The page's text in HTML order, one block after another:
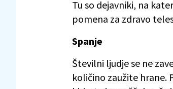
Tu so dejavniki, na
pomena za zdravo
Spanje
Številni ljudje se ne
količino zaužite hrane.